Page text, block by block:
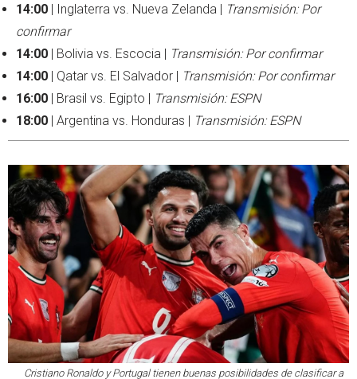
14:00 | Inglaterra vs. Nueva Zelanda | Transmisión: Por
confirmar
14:00 | Bolivia vs. Escocia | Transmisión: Por confirmar
14:00 | Qatar vs. El Salvador | Transmisión: Por confirmar
16:00 | Brasil vs. Egipto | Transmisión: ESPN
18:00 | Argentina vs. Honduras | Transmisión: ESPN
Cristiano Ronaldo y Portugal tienen buenas posibilidades de clasificar a